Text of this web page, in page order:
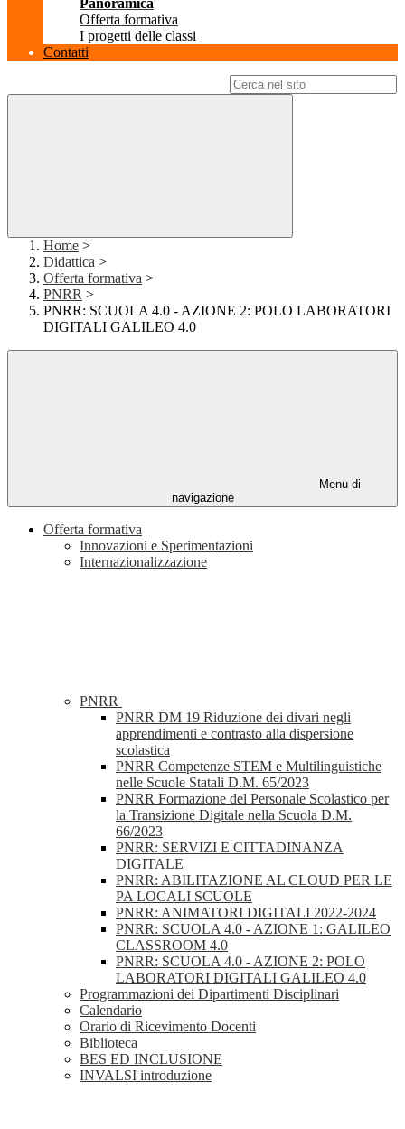
Panoramica
Offerta formativa
I progetti delle classi
Contatti
Home >
Didattica >
Offerta formativa >
PNRR >
PNRR: SCUOLA 4.0 - AZIONE 2: POLO LABORATORI
DIGITALI GALILEO 4.0
Menu di
navigazione
Offerta formativa
Innovazioni e Sperimentazioni
Internazionalizzazione
PNRR
PNRR DM 19 Riduzione dei divari negli
apprendimenti e contrasto alla dispersione
scolastica
PNRR Competenze STEM e Multilinguistiche
nelle Scuole Statali D.M. 65/2023
PNRR Formazione del Personale Scolastico per
la Transizione Digitale nella Scuola D.M.
66/2023
PNRR: SERVIZI E CITTADINANZA
DIGITALE
PNRR: ABILITAZIONE AL CLOUD PER LE
PA LOCALI SCUOLE
PNRR: ANIMATORI DIGITALI 2022-2024
PNRR: SCUOLA 4.0 - AZIONE 1: GALILEO
CLASSROOM 4.0
PNRR: SCUOLA 4.0 - AZIONE 2: POLO
LABORATORI DIGITALI GALILEO 4.0
Programmazioni dei Dipartimenti Disciplinari
Calendario
Orario di Ricevimento Docenti
Biblioteca
BES ED INCLUSIONE
INVALSI introduzione